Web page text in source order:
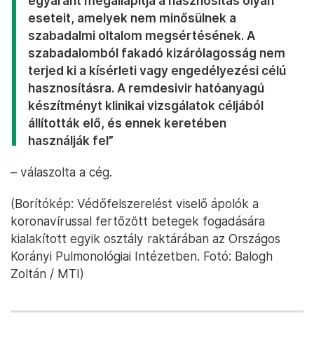
eseteit, amelyek nem minősülnek a
szabadalmi oltalom megsértésének. A
szabadalomból fakadó kizárólagosság nem
terjed ki a kísérleti vagy engedélyezési célú
hasznosításra. A remdesivir hatóanyagú
készítményt klinikai vizsgálatok céljából
állították elő, és ennek keretében
használják fel”
– válaszolta a cég.
(Borítókép: Védőfelszerelést viselő ápolók a
koronavírussal fertőzött betegek fogadására
kialakított egyik osztály raktárában az Országos
Korányi Pulmonológiai Intézetben. Fotó: Balogh
Zoltán / MTI)